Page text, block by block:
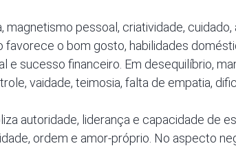
pessoal, criatividade, cuidado,
favorece o bom gosto, habilidades
e sucesso financeiro. Em desequilíbrio,
vaidade, teimosia, falta de empatia,
autoridade, liderança e capacidade de
ordem e amor-próprio. No aspecto